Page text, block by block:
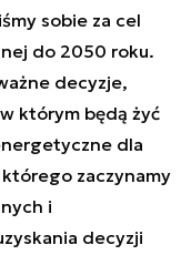
sobie za cel
do 2050 roku.
decyzje,
którym będą żyć
dla
zaczynamy
i
decyzji